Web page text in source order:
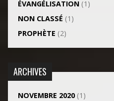
ÉVANGÉLISATION(1)
NON CLASSÉ (1)
PROPHÈTE (2)
ARCHIVES
NOVEMBRE 2020(1)